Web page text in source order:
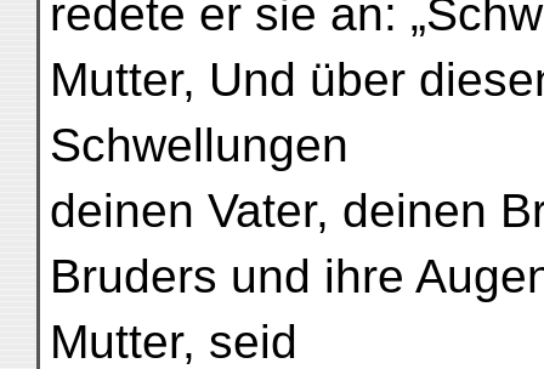
redete er sie an:
Mutter, Und über
Schwellungen
deinen Vater, deinen
Bruders und ihre
Mutter, seid